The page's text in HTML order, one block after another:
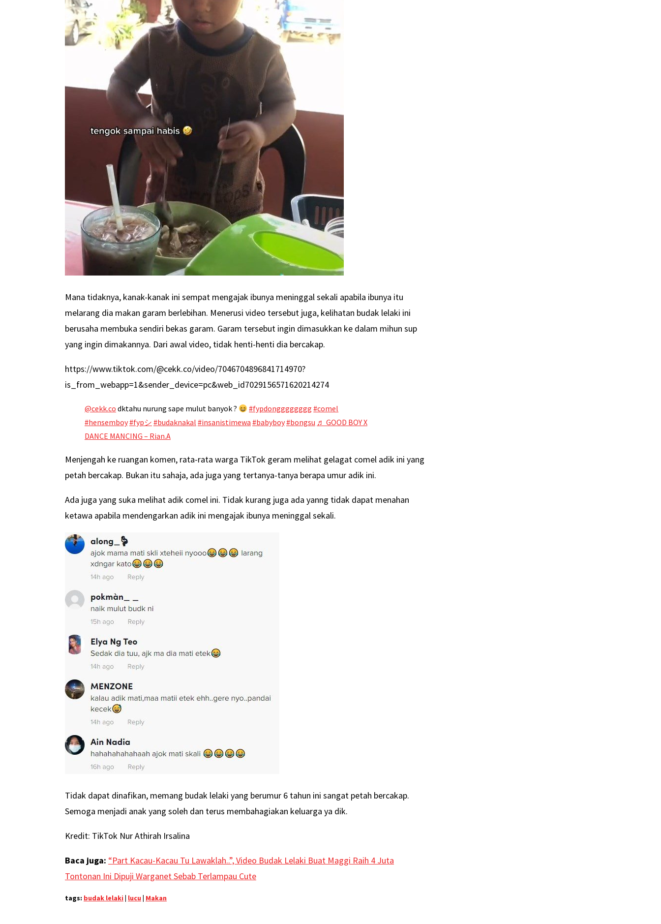
Mana tidaknya, kanak-kanak ini sempat mengajak ibunya meninggal sekali apabila ibunya itu
melarang dia makan garam berlebihan. Menerusi video tersebut juga, kelihatan budak lelaki ini
berusaha membuka sendiri bekas garam. Garam tersebut ingin dimasukkan ke dalam mihun sup
yang ingin dimakannya. Dari awal video, tidak henti-henti dia bercakap.
https://www.tiktok.com/@cekk.co/video/7046704896841714970?
is_from_webapp=1&sender_device=pc&web_id7029156571620214274
@cekk.co dktahu nurung sape mulut banyok ? #fypdongggggggg #comel
#hensemboy#fypシ #budaknakal #insanistimewa #babyboy#bongsu ♬ GOOD BOY X
DANCE MANCING – Rian.A
Menjengah ke ruangan komen, rata-rata warga TikTok geram melihat gelagat comel adik ini yang
petah bercakap. Bukan itu sahaja, ada juga yang tertanya-tanya berapa umur adik ini.
Ada juga yang suka melihat adik comel ini. Tidak kurang juga ada yanng tidak dapat menahan
ketawa apabila mendengarkan adik ini mengajak ibunya meninggal sekali.
Tidak dapat dinafikan, memang budak lelaki yang berumur 6 tahun ini sangat petah bercakap.
Semoga menjadi anak yang soleh dan terus membahagiakan keluarga ya dik.
Kredit: TikTok Nur Athirah Irsalina
Baca juga: “Part Kacau-Kacau Tu Lawaklah..”, Video Budak Lelaki Buat Maggi Raih 4 Juta
Tontonan Ini Dipuji Warganet Sebab Terlampau Cute
tags: budak lelaki lucu Makan